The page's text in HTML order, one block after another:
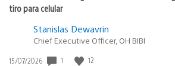
tiro para celular
Stanislas Dewavrin
Chief Executive Officer, OH BIBI
Data
15/07/2026 1 12